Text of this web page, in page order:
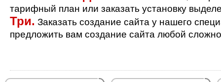
тарифный план или заказать установку
Три. Заказать создание сайта у нашего
предложить вам создание сайта любой